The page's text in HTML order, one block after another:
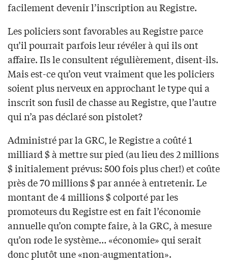
facilement devenir l’inscription au Registre.
Les policiers sont favorables au Registre parce
qu’il pourrait parfois leur révéler à qui ils ont
affaire. Ils le consultent régulièrement, disent-ils.
Mais est-ce qu’on veut vraiment que les policiers
soient plus nerveux en approchant le type qui a
inscrit son fusil de chasse au Registre, que l’autre
qui n’a pas déclaré son pistolet?
Administré par la GRC, le Registre a coûté 1
milliard $ à mettre sur pied (au lieu des 2 millions
$ initialement prévus: 500 fois plus cher!) et coûte
près de 70 millions $ par année à entretenir. Le
montant de 4 millions $ colporté par les
promoteurs du Registre est en fait l’économie
annuelle qu’on compte faire, à la GRC, à mesure
qu’on rode le système… «économie» qui serait
donc plutôt une «non-augmentation».